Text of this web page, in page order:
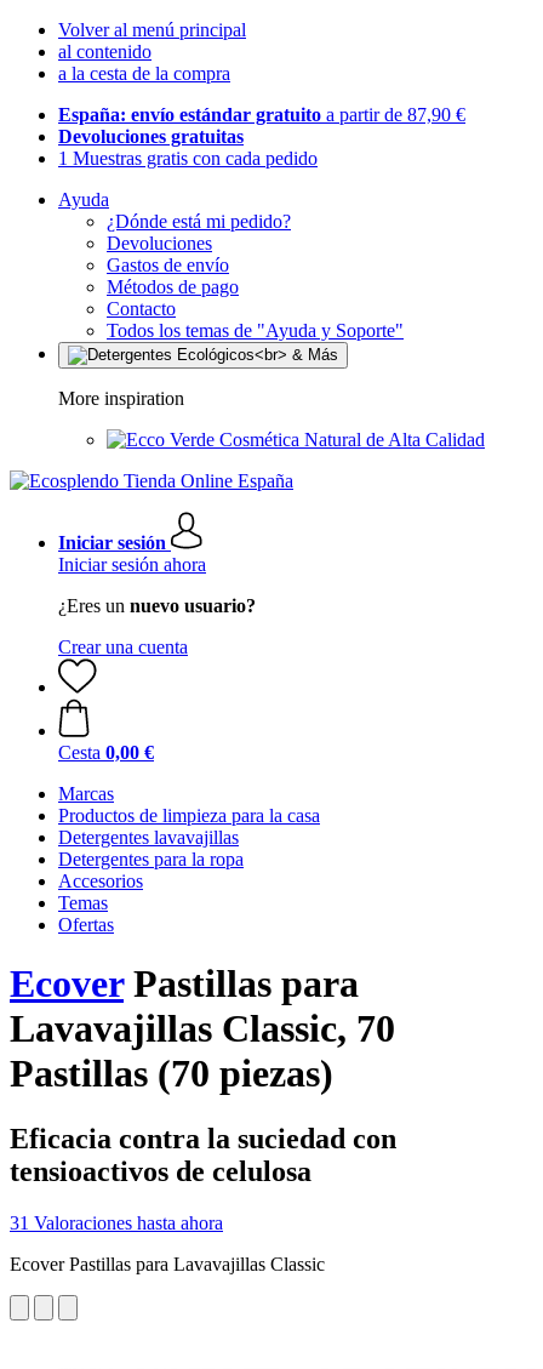
Volver al menú principal
al contenido
a la cesta de la compra
España: envío estándar gratuito a partir de 87,90 €
Devoluciones gratuitas
1 Muestras gratis con cada pedido
Ayuda
¿Dónde está mi pedido?
Devoluciones
Gastos de envío
Métodos de pago
Contacto
Todos los temas de "Ayuda y Soporte"
More inspiration
Cosmética Natural de Alta Calidad
Iniciar sesión
Iniciar sesión ahora
¿Eres un nuevo usuario?
Crear una cuenta
Cesta 0,00 €
Marcas
Productos de limpieza para la casa
Detergentes lavavajillas
Detergentes para la ropa
Accesorios
Temas
Ofertas
EcoverPastillas para
Lavavajillas Classic, 70
Pastillas (70 piezas)
Eficacia contra la suciedad con
tensioactivos de celulosa
31 Valoraciones hasta ahora
Ecover Pastillas para Lavavajillas Classic